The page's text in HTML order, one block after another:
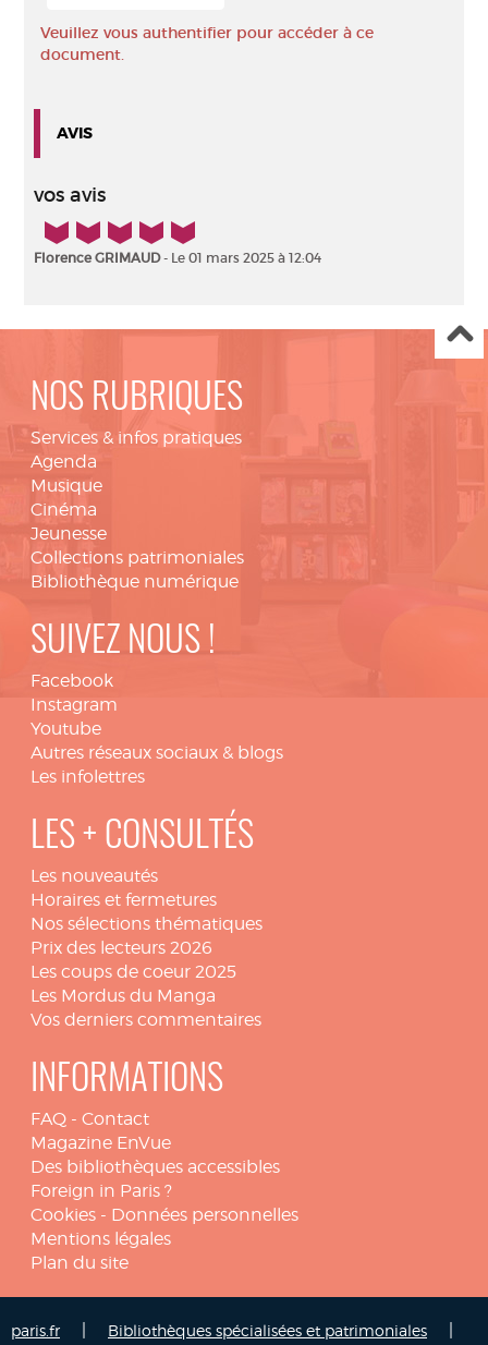
Veuillez vous authentifier pour accéder à ce
document.
AVIS
vos avis
5/5
Florence GRIMAUD- Le 01 mars 2025 à 12:04
NOS RUBRIQUES
Services & infos pratiques
Agenda
Musique
Cinéma
Jeunesse
Collections patrimoniales
Bibliothèque numérique
SUIVEZ NOUS !
Facebook
Instagram
Youtube
Autres réseaux sociaux & blogs
Les infolettres
LES + CONSULTÉS
Les nouveautés
Horaires et fermetures
Nos sélections thématiques
Prix des lecteurs 2026
Les coups de coeur 2025
Les Mordus du Manga
Vos derniers commentaires
INFORMATIONS
FAQ - Contact
Magazine EnVue
Des bibliothèques accessibles
Foreign in Paris ?
Cookies - Données personnelles
Mentions légales
Plan du site
paris.fr Bibliothèques spécialisées et patrimoniales